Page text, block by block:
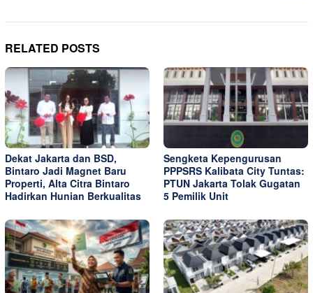
RELATED POSTS
Dekat Jakarta dan BSD,
Bintaro Jadi Magnet Baru
Properti, Alta Citra Bintaro
Hadirkan Hunian Berkualitas
Sengketa Kepengurusan
PPPSRS Kalibata City Tuntas:
PTUN Jakarta Tolak Gugatan
5 Pemilik Unit